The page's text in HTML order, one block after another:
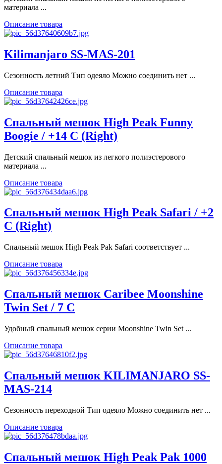
материала ...
Описание товара
Kilimanjaro SS-MAS-201
Сезонность летний Тип одеяло Можно соединить нет ...
Описание товара
Спальный мешок High Peak Funny
Boogie / +14 C (Right)
Детский спальный мешок из легкого полиэстерового
материала ...
Описание товара
Спальный мешок High Peak Safari / +2
C (Right)
Спальный мешок High Peak Pak Safari соответствует ...
Описание товара
Спальный мешок Caribee Moonshine
Twin Set / 7 C
Удобный спальный мешок серии Moonshine Twin Set ...
Описание товара
Спальный мешок KILIMANJARO SS-
MAS-214
Сезонность переходной Тип одеяло Можно соединить нет ...
Описание товара
Спальный мешок High Peak Pak 1000